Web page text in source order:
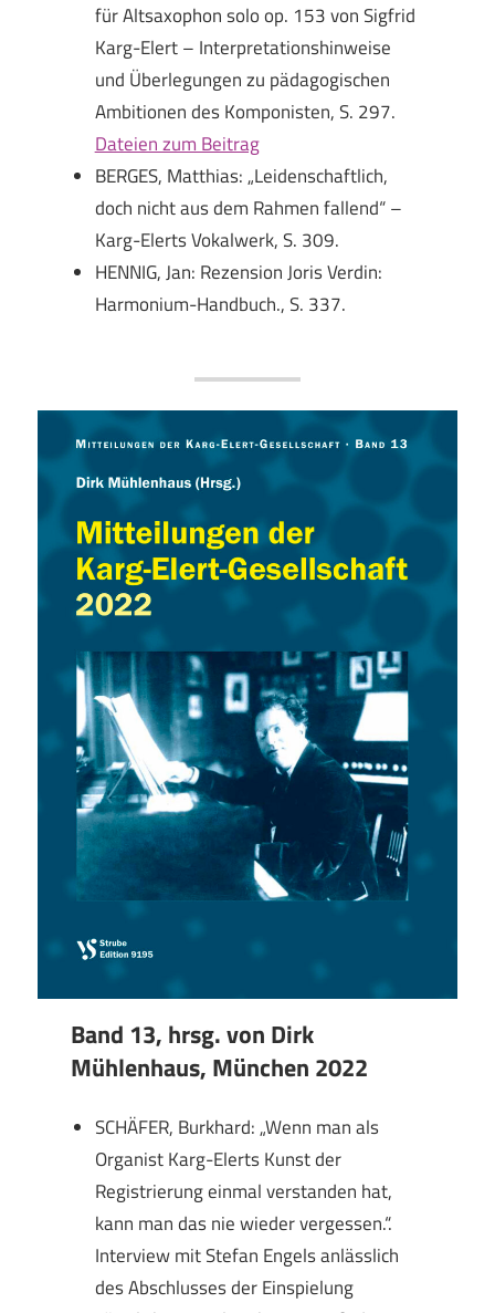
für Altsaxophon solo op. 153 von Sigfrid
Karg-Elert – Interpretationshinweise
und Überlegungen zu pädagogischen
Ambitionen des Komponisten, S. 297.
Dateien zum Beitrag
BERGES, Matthias: „Leidenschaftlich,
doch nicht aus dem Rahmen fallend“ –
Karg-Elerts Vokalwerk, S. 309.
HENNIG, Jan: Rezension Joris Verdin:
Harmonium-Handbuch., S. 337.
Band 13, hrsg. von Dirk
Mühlenhaus, München 2022
SCHÄFER, Burkhard: „Wenn man als
Organist Karg-Elerts Kunst der
Registrierung einmal verstanden hat,
kann man das nie wieder vergessen.“.
Interview mit Stefan Engels anlässlich
des Abschlusses der Einspielung